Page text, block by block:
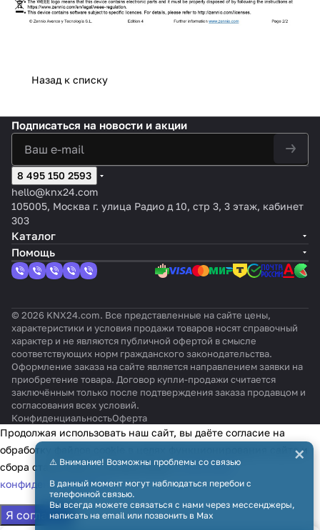
Назад к списку
Подписаться на новости и акции
8 495 150 2593
hello@knx24.com
105005, Москва г. улица Радио д 10, стр 3, 3 этаж, кабинет
303
Каталог
Помощь
© 2026 KNX24.com. Все представленные на сайте цены,
характеристики и условия продажи товаров носят справочный
характер и не являются публичной офертой в смысле
соответствующих норм гражданского законодательства.
Оформление заказа на сайте является направлением заявки на
приобретение товара. Договор купли-продажи считается
заключённым только после подтверждения заказа продавцом и
согласования всех условий.
КонфиденциальностьОферта
⚠️ Внимание! Возможны проблемы со связью
В данный момент могут наблюдаться перебои с
телефонной связью.
Вы всегда можете связаться с нами через мессенджеры,
написать на email или позвонить в Max
×
Продолжая использовать наш сайт, вы даёте согласие на
обработку файлов cookie в целях функционирования сайта и
сбора статистики в соответствии сполитикой
конфиденциальности
Я согласен